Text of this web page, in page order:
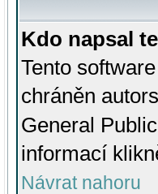
Kdo napsal
Tento
chráněn
General
informací
Návrat nahoru